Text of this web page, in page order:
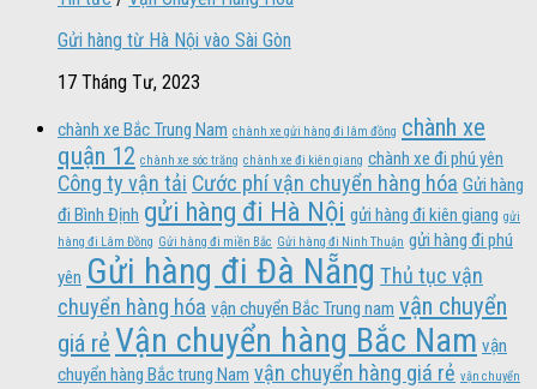
Gửi hàng từ Hà Nội vào Sài Gòn
17 Tháng Tư, 2023
chành xe Bắc Trung Nam chành xe gửi hàng đi lâm đồng chành xe
quận 12 chành xe sóc trăng chành xe đi kiên giang chành xe đi phú yên
Công ty vận tải Cước phí vận chuyển hàng hóa Gửi hàng
đi Bình Định gửi hàng đi Hà Nội gửi hàng đi kiên giang gửi
hàng đi Lâm Đồng Gửi hàng đi miền Bắc Gửi hàng đi Ninh Thuận gửi hàng đi phú
yên Gửi hàng đi Đà Nẵng Thủ tục vận
chuyển hàng hóa vận chuyển Bắc Trung nam vận chuyển
giá rẻ Vận chuyển hàng Bắc Nam vận
chuyển hàng Bắc trung Nam vận chuyển hàng giá rẻ vận chuyển